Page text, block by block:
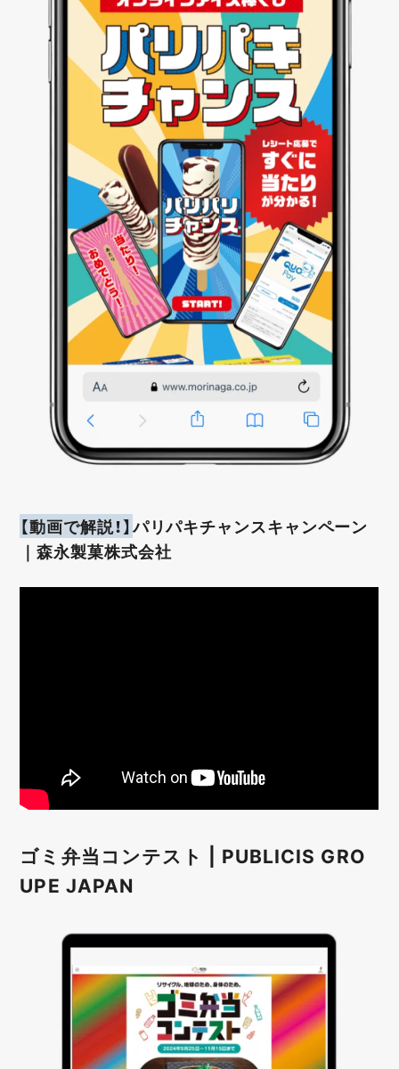
【動画で解説！】パリパキチャンスキャンペーン
｜森永製菓株式会社
ゴミ弁当コンテスト | PUBLICIS GRO
UPE JAPAN